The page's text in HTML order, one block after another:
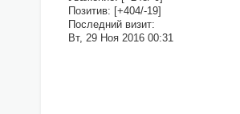
Позитив: [+404/-19]
Последний визит:
Вт, 29 Ноя 2016 00:31